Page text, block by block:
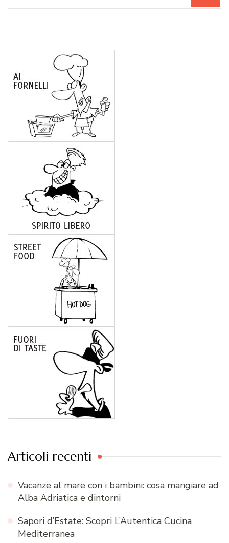
Articoli recenti
Vacanze al mare con i bambini: cosa mangiare ad
Alba Adriatica e dintorni
Sapori d’Estate: Scopri L’Autentica Cucina
Mediterranea